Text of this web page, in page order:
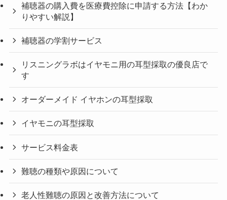
補聴器の購入費を医療費控除に申請する方法【わか
りやすい解説】
補聴器の学割サービス
リスニングラボはイヤモニ用の耳型採取の優良店で
す
オーダーメイド イヤホンの耳型採取
イヤモニの耳型採取
サービス料金表
難聴の種類や原因について
老人性難聴の原因と改善方法について